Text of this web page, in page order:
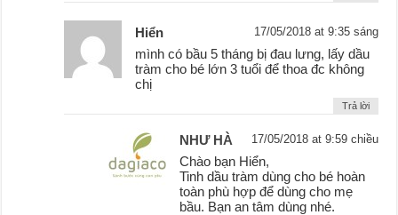
Hiển 17/05/2018 at 9:35 sáng
mình có bầu 5 tháng bị đau lưng, lấy dầu
tràm cho bé lớn 3 tuổi để thoa đc không
chị
Trả lời
NHƯ HÀ 17/05/2018 at 9:59 chiều
Chào bạn Hiển,
Tinh dầu tràm dùng cho bé hoàn
toàn phù hợp để dùng cho mẹ
bầu. Bạn an tâm dùng nhé.